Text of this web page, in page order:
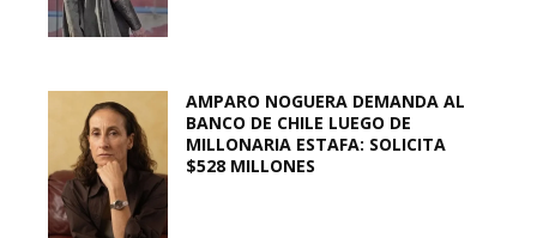
AMPARO NOGUERA DEMANDA AL
BANCO DE CHILE LUEGO DE
MILLONARIA ESTAFA: SOLICITA
$528 MILLONES